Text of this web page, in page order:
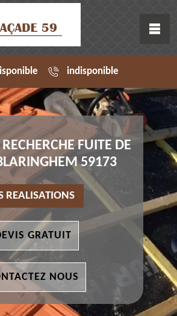
indisponible
FUITE DE
59173
REALISATIONS
GRATUIT
NOUS